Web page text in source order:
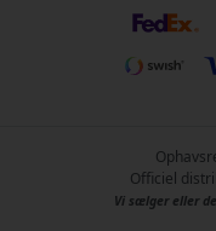
www.pipetto.se
Officiel
Vi sælger eller